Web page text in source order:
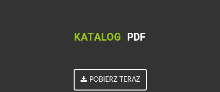
KATALOG PDF
POBIERZ TERAZ